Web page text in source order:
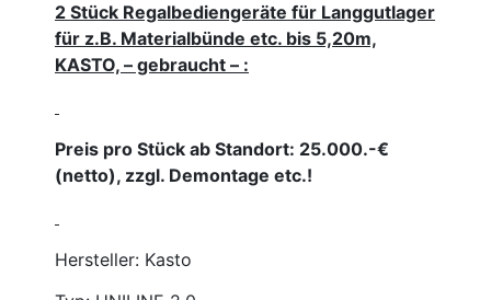
2 Stück Regalbediengeräte für Langgutlager
für z.B. Materialbünde etc. bis 5,20m,
KASTO, – gebraucht – :
Preis pro Stück ab Standort: 25.000.-€
(netto), zzgl. Demontage etc.!
Hersteller: Kasto